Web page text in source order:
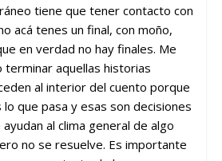
tiene que tener contacto con
acá tenes un final, con moño,
en verdad no hay finales. Me
aquellas historias
al interior del cuento porque
que pasa y esas son decisiones
al clima general de algo
no se resuelve. Es importante